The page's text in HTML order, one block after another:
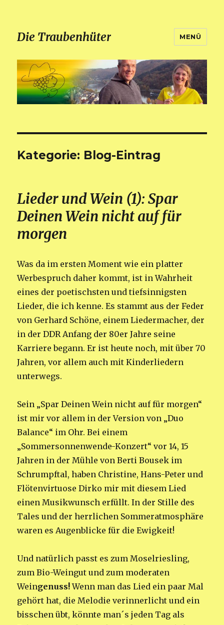
Die Traubenhüter MENÜ
Kategorie: Blog-Eintrag
Lieder und Wein (1): Spar
Deinen Wein nicht auf für
morgen
Was da im ersten Moment wie ein platter
Werbespruch daher kommt, ist in Wahrheit
eines der poetischsten und tiefsinnigsten
Lieder, die ich kenne. Es stammt aus der Feder
von Gerhard Schöne, einem Liedermacher, der
in der DDR Anfang der 80er Jahre seine
Karriere begann. Er ist heute noch, mit über 70
Jahren, vor allem auch mit Kinderliedern
unterwegs.
Sein „Spar Deinen Wein nicht auf für morgen“
ist mir vor allem in der Version von „Duo
Balance“ im Ohr. Bei einem
„Sommersonnenwende-Konzert“ vor 14, 15
Jahren in der Mühle von Berti Bousek im
Schrumpftal, haben Christine, Hans-Peter und
Flötenvirtuose Dirko mir mit diesem Lied
einen Musikwunsch erfüllt. In der Stille des
Tales und der herrlichen Sommeratmosphäre
waren es Augenblicke für die Ewigkeit!
Und natürlich passt es zum Moselriesling,
zum Bio-Weingut und zum moderaten
Weingenuss!Wenn man das Lied ein paar Mal
gehört hat, die Melodie verinnerlicht und ein
bisschen übt, könnte man´s jeden Tag als